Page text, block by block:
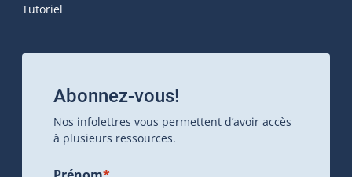
Tutoriel
Abonnez-vous!
Nos infolettres vous permettent d’avoir accès
à plusieurs ressources.